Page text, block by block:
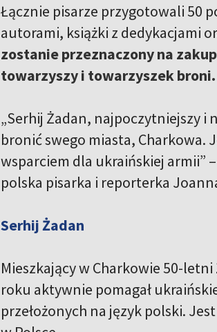
Łącznie pisarze przygotowali 50
autorami, książki z dedykacjami
zostanie przeznaczony na
towarzyszy i towarzyszek broni.
„Serhij Żadan, najpoczytniejszy i
bronić swego miasta, Charkowa.
wsparciem dla ukraińskiej armii”
polska pisarka i reporterka
Serhij Żadan
Mieszkający w Charkowie 50-
roku aktywnie pomagał
przełożonych na język polski.